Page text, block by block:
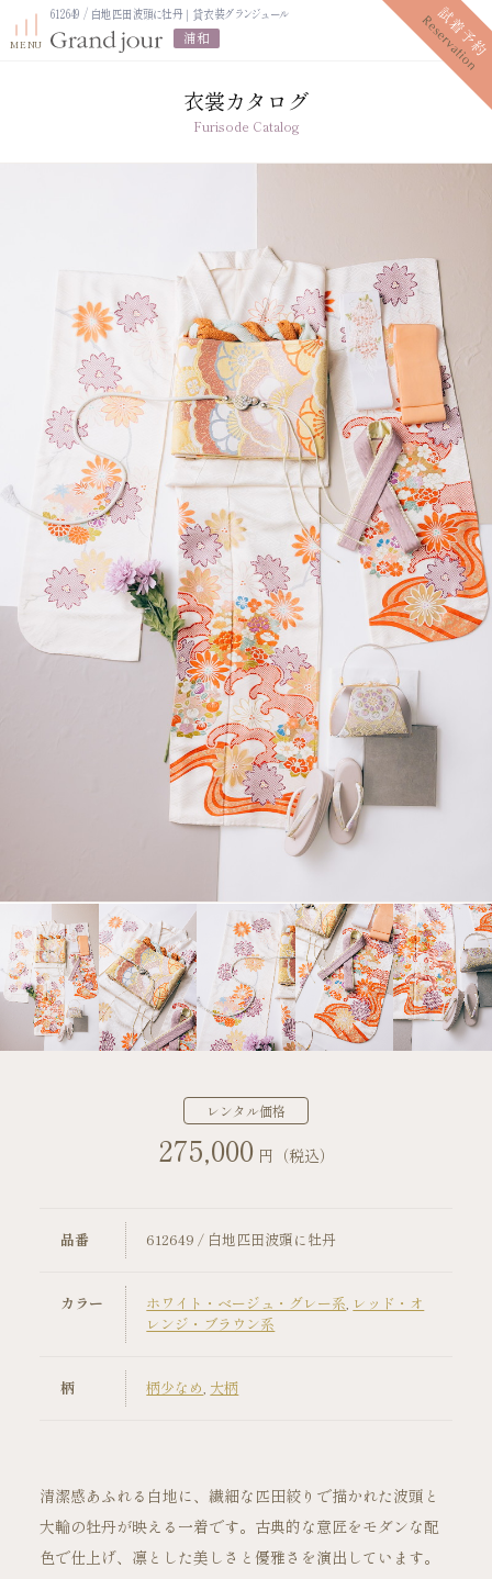
612649 / 白地匹田波頭に牡丹｜貸衣装グランジュール
浦和
ママ振袖プラン
振袖展示会
ママ振袖相談会
衣裳カタログ
LOOKBOOK
高校3年生の方へ
大学1年生の方へ
大学2年生の方へ
ヘアスタイリング特集
コンセプト
よくあるご質問
店舗案内
振袖レンタルの流れ
写真だけの成人式の流れ
コーディネート小物
成人式当日の過ごし方
成人式中止時の対応
ご試着・見学予約
衣裳カタログ
Furisode Catalog
レンタル価格
275,000円（税込）
品番 612649 / 白地匹田波頭に牡丹
カラー ホワイト・ベージュ・グレー系
レッド・オ
レンジ・ブラウン系
柄 柄少なめ 大柄
清潔感あふれる白地に、繊細な匹田絞りで描かれた波頭と
大輪の牡丹が映える一着です。古典的な意匠をモダンな配
色で仕上げ、凛とした美しさと優雅さを演出しています。